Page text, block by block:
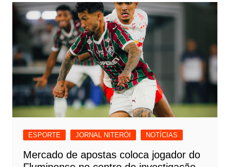
ESPORTE JORNAL NITERÓI NOTÍCIAS
Mercado de apostas coloca jogador do